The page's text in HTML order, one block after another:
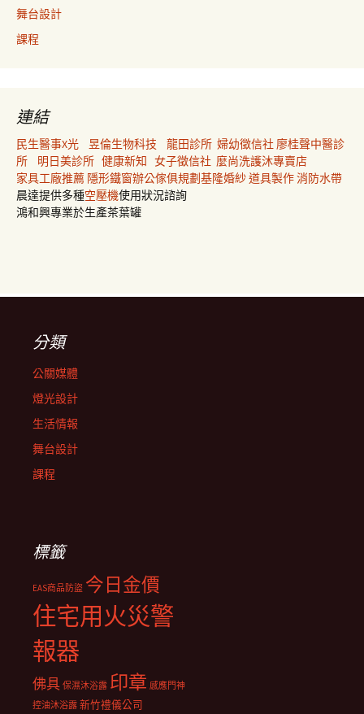
舞台設計
課程
連結
民生醫事X光 昱倫生物科技 龍田診所 婦幼徵信社 廖桂聲中醫診
所
明日美診所 健康新知 女子徵信社 麼尚洗護沐專賣店
家具工廠推薦 隱形鐵窗辦公傢俱規劃基隆婚紗道具製作消防水帶
晨達提供多種空壓機使用狀況諮詢
鴻和興專業於生產茶葉罐
分類
公關媒體
燈光設計
生活情報
舞台設計
課程
標籤
EAS商品防盜 今日金價
住宅用火災警
報器
佛具 保濕沐浴露 印章 感應門神
控油沐浴露 新竹禮儀公司